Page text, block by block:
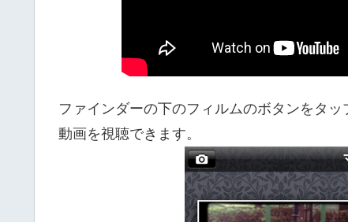
ファインダーの下のフィルムのボタンをタ
動画を視聴できます。